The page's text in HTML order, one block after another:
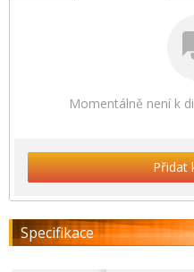
Momentálně není k
Přidat
Specifikace